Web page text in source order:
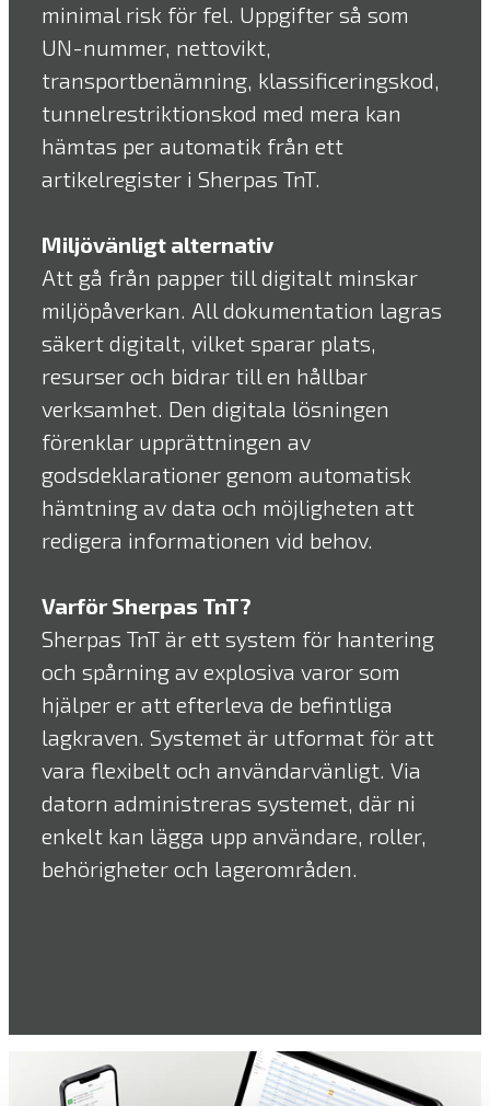
minimal risk för fel. Uppgifter så som
UN-nummer, nettovikt,
transportbenämning, klassificeringskod,
tunnelrestriktionskod med mera kan
hämtas per automatik från ett
artikelregister i Sherpas TnT.
Miljövänligt alternativ
Att gå från papper till digitalt minskar
miljöpåverkan. All dokumentation lagras
säkert digitalt, vilket sparar plats,
resurser och bidrar till en hållbar
verksamhet. Den digitala lösningen
förenklar upprättningen av
godsdeklarationer genom automatisk
hämtning av data och möjligheten att
redigera informationen vid behov.
Varför Sherpas TnT?
Sherpas TnT är ett system för hantering
och spårning av explosiva varor som
hjälper er att efterleva de befintliga
lagkraven. Systemet är utformat för att
vara flexibelt och användarvänligt. Via
datorn administreras systemet, där ni
enkelt kan lägga upp användare, roller,
behörigheter och lagerområden.